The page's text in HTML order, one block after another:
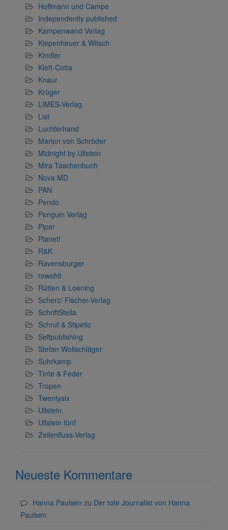
Hoffmann und Campe
Independently published
Kampenwand Verlag
Kiepenheuer & Witsch
Kindler
Klett-Cotta
Knaur
Krüger
LIMES-Verlag
List
Luchterhand
Marion von Schröder
Midnight by Ullstein
Mira Taschenbuch
Nova MD
PAN
Pendo
Penguin Verlag
Piper
Planet!
R&K
Ravensburger
rowohlt
Rütten & Loening
Scherz/ Fischer-Verlag
SchriftStella
Schruf & Stipetic
Selfpublishing
Stefan Wollschläger
Suhrkamp
Tinte & Feder
Tropen
Twentysix
Ullstein
Ullstein fünf
Zeilenfluss-Verlag
Neueste Kommentare
Hanna Paulsen zu Der tote Journalist von Hanna
Paulsen